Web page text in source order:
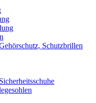
Schutzbrillen